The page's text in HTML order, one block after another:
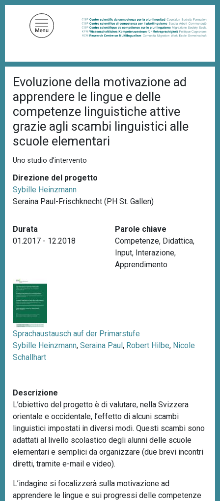
r
i
c
o
l
e
d
p
n
e
Evoluzione della motivazione ad
apprendere le lingue e delle
competenze linguistiche attive
grazie agli scambi linguistici alle
scuole elementari
Uno studio d’intervento
Direzione del progetto
Sybille Heinzmann
Seraina Paul-Frischknecht (PH St. Gallen)
Durata
01.2017 - 12.2018
Parole chiave
Competenze, Didattica,
Input, Interazione,
Apprendimento
Sprachaustausch auf der Primarstufe
Sybille Heinzmann, Seraina Paul , Robert Hilbe, Nicole
Schallhart
Descrizione
L’obiettivo del progetto è di valutare, nella Svizzera
orientale e occidentale, l’effetto di alcuni scambi
linguistici impostati in diversi modi. Questi scambi sono
adattati al livello scolastico degli alunni delle scuole
elementari e semplici da organizzare (due brevi incontri
diretti, tramite e-mail e video).
L’indagine si focalizzerà sulla motivazione ad
apprendere le lingue e sui progressi delle competenze